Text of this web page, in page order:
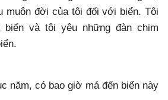
muôn đời của tôi đối với biển. Tôi
biển và tôi yêu những đàn chim
năm, có bao giờ má đến biển này